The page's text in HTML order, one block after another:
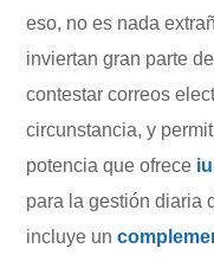
eso, no es nada
inviertan gran parte
contestar correos
circunstancia, y
potencia que ofrece
para la gestión diaria
incluye un